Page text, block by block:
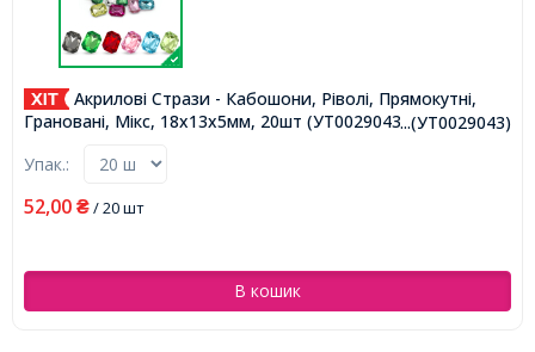
...(УТ0029043)
Акрилові Стрази - Кабошони, Ріволі, Прямокутні,
Грановані, Мікс, 18х13х5мм, 20шт (УТ0029043)
Упак.:
52,00 ₴/ 20 шт
В кошик